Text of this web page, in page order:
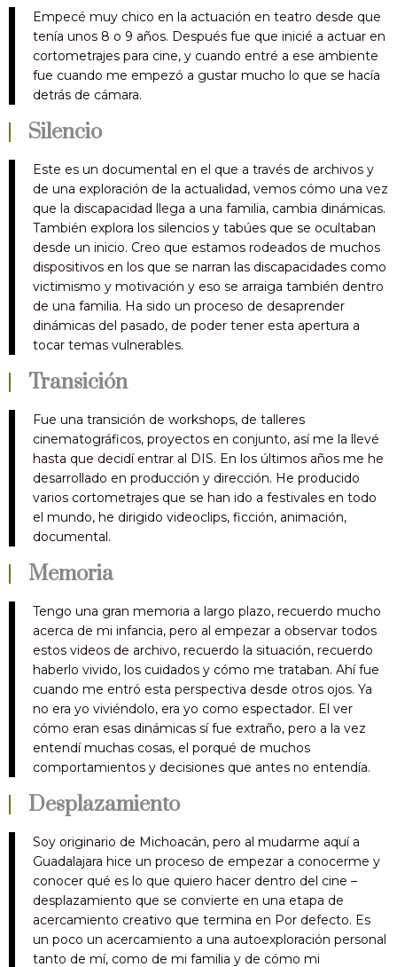
Empecé muy chico en la actuación en teatro desde que
tenía unos 8 o 9 años. Después fue que inicié a actuar en
cortometrajes para cine, y cuando entré a ese ambiente
fue cuando me empezó a gustar mucho lo que se hacía
detrás de cámara.
Silencio
Este es un documental en el que a través de archivos y
de una exploración de la actualidad, vemos cómo una vez
que la discapacidad llega a una familia, cambia dinámicas.
También explora los silencios y tabúes que se ocultaban
desde un inicio. Creo que estamos rodeados de muchos
dispositivos en los que se narran las discapacidades como
victimismo y motivación y eso se arraiga también dentro
de una familia. Ha sido un proceso de desaprender
dinámicas del pasado, de poder tener esta apertura a
tocar temas vulnerables.
Transición
Fue una transición de workshops, de talleres
cinematográficos, proyectos en conjunto, así me la llevé
hasta que decidí entrar al DIS. En los últimos años me he
desarrollado en producción y dirección. He producido
varios cortometrajes que se han ido a festivales en todo
el mundo, he dirigido videoclips, ficción, animación,
documental.
Memoria
Tengo una gran memoria a largo plazo, recuerdo mucho
acerca de mi infancia, pero al empezar a observar todos
estos videos de archivo, recuerdo la situación, recuerdo
haberlo vivido, los cuidados y cómo me trataban. Ahí fue
cuando me entró esta perspectiva desde otros ojos. Ya
no era yo viviéndolo, era yo como espectador. El ver
cómo eran esas dinámicas sí fue extraño, pero a la vez
entendí muchas cosas, el porqué de muchos
comportamientos y decisiones que antes no entendía.
Desplazamiento
Soy originario de Michoacán, pero al mudarme aquí a
Guadalajara hice un proceso de empezar a conocerme y
conocer qué es lo que quiero hacer dentro del cine –
desplazamiento que se convierte en una etapa de
acercamiento creativo que termina en Por defecto. Es
un poco un acercamiento a una autoexploración personal
tanto de mí, como de mi familia y de cómo mi